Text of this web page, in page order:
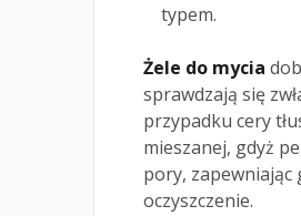
typem.
Żele do mycia
sprawdzają się
przypadku cery
mieszanej, gdyż
pory, zapewniając
oczyszczenie.